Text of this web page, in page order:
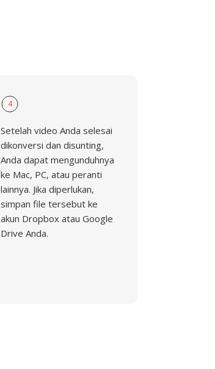
4
Setelah video Anda selesai
dikonversi dan disunting,
Anda dapat mengunduhnya
ke Mac, PC, atau peranti
lainnya. Jika diperlukan,
simpan file tersebut ke
akun Dropbox atau Google
Drive Anda.